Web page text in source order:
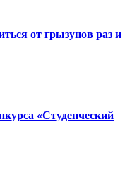
от грызунов раз и
«Студенческий